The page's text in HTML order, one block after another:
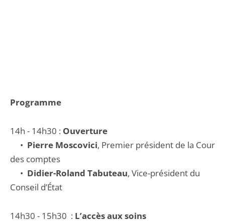
Programme
14h - 14h30 : Ouverture
• Pierre Moscovici, Premier président de la Cour
des comptes
• Didier-Roland Tabuteau, Vice-président du
Conseil d’État
14h30 - 15h30 : L’accès aux soins